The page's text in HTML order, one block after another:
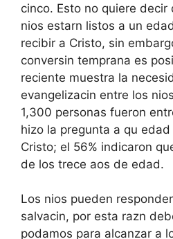
cinco. Esto no quiere decir
nios estarn listos a un
recibir a Cristo, sin
conversin temprana es
reciente muestra la
evangelizacin entre los
1,300 personas fueron
hizo la pregunta a qu
Cristo; el 56% indicaron
de los trece aos de edad.
Los nios pueden
salvacin, por esta razn
podamos para alcanzar a